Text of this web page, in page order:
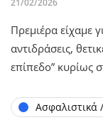
Πρεμιέρα είχαμε
αντιδράσεις,
επίπεδο” κυρίως
Ασφαλιστικά